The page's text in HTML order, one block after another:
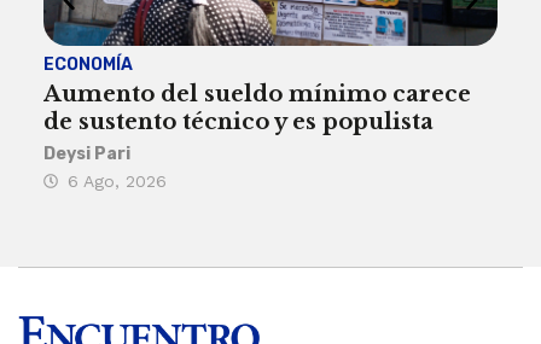
ECONOMÍA
Aumento del sueldo mínimo carece
de sustento técnico y es populista
Deysi Pari
6 Ago, 2026